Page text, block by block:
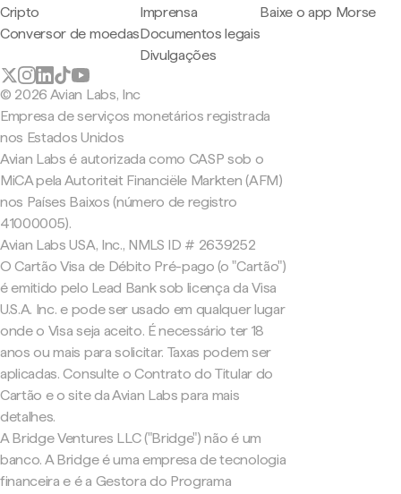
Cripto
Conversor de moedas
Imprensa
Documentos legais
Divulgações
Baixe o app Morse
© 2026 Avian Labs, Inc
Empresa de serviços monetários registrada
nos Estados Unidos
Avian Labs é autorizada como CASP sob o
MiCA pela Autoriteit Financiële Markten (AFM)
nos Países Baixos (número de registro
41000005).
Avian Labs USA, Inc., NMLS ID # 2639252
O Cartão Visa de Débito Pré-pago (o "Cartão")
é emitido pelo Lead Bank sob licença da Visa
U.S.A. Inc. e pode ser usado em qualquer lugar
onde o Visa seja aceito. É necessário ter 18
anos ou mais para solicitar. Taxas podem ser
aplicadas. Consulte o Contrato do Titular do
Cartão e o site da Avian Labs para mais
detalhes.
A Bridge Ventures LLC ("Bridge") não é um
banco. A Bridge é uma empresa de tecnologia
financeira e é a Gestora do Programa